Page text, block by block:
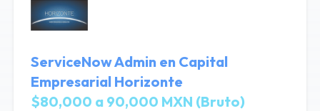
ServiceNow Admin en Capital
Empresarial Horizonte
$80,000 a 90,000 MXN (Bruto)